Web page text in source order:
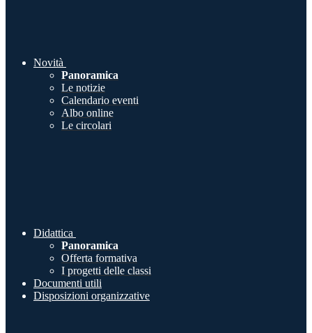
Novità
Panoramica
Le notizie
Calendario eventi
Albo online
Le circolari
Didattica
Panoramica
Offerta formativa
I progetti delle classi
Documenti utili
Disposizioni organizzative